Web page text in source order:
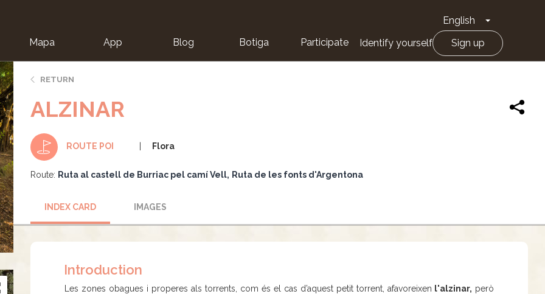
English Toggle
Mapa App Blog Botiga Participate Identify yourself Sign up
RETURN
ALZINAR
ROUTE POI Flora
Route: Ruta al castell de Burriac pel camí Vell Ruta de les fonts d'Argentona
INDEX CARD IMAGES
Introduction
Les zones obagues i properes als torrents, com és el cas d’aquest petit torrent, afavoreixen l'alzinar, però